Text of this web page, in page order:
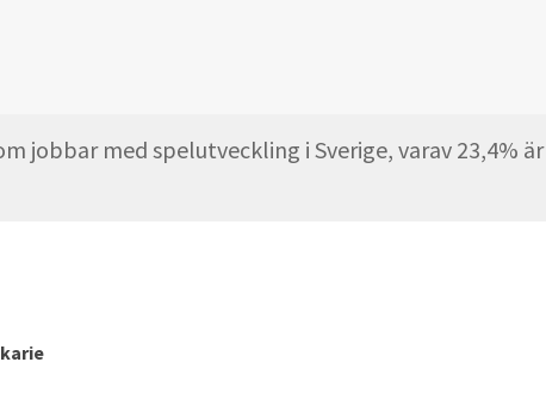
jobbar med spelutveckling i Sverige, varav 23,4% är